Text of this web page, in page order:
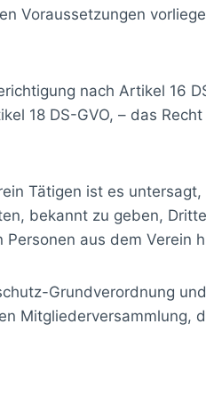
nach Artikel 16
18 DS-GVO, – das
Tätigen ist es
bekannt zu geben,
aus dem Verein
Grundverordnung
Mitgliederversammlung,